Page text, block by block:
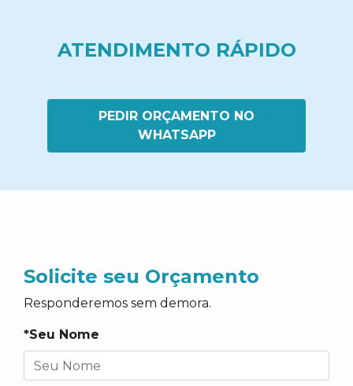
ATENDIMENTO RÁPIDO
PEDIR ORÇAMENTO NO
WHATSAPP
Solicite seu Orçamento
Responderemos sem demora.
*Seu Nome